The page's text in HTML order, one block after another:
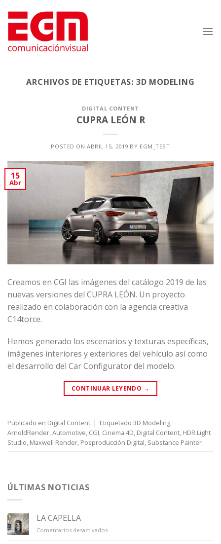
contenido
ARCHIVOS DE ETIQUETAS: 3D MODELING
DIGITAL CONTENT
CUPRA LEÓN R
POSTED ONABRIL 15, 2019 BY EGM_TEST
15
Abr
Creamos en CGI las imágenes del catálogo 2019 de las
nuevas versiones del CUPRA LEÓN. Un proyecto
realizado en colaboración con la agencia creativa
C14torce.
Hemos generado los escenarios y texturas específicas,
imágenes interiores y exteriores del vehículo así como
el desarrollo del Car Configurator del modelo.
CONTINUAR LEYENDO →
Publicado en Digital Content | Etiquetado 3D Modeling,
ArnoldRender,Automotive, CGI, Cinema 4D, Digital Content, HDR Light
Studio, Maxwell Render, Posproducción Digital, Substance Painter
ÚLTIMAS NOTICIAS
LA CAPELLA
Comentarios desactivadosen